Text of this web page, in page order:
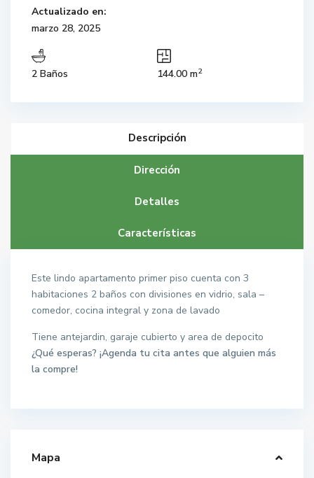
Actualizado en:
marzo 28, 2025
2 Baños 144.00 m2
Descripción
Dirección
Detalles
Características
Este lindo apartamento primer piso cuenta con 3
habitaciones 2 baños con divisiones en vidrio, sala –
comedor, cocina integral y zona de lavado
Tiene antejardin, garaje cubierto y area de depocito
¿Qué esperas? ¡Agenda tu cita antes que alguien más
la compre!
Mapa